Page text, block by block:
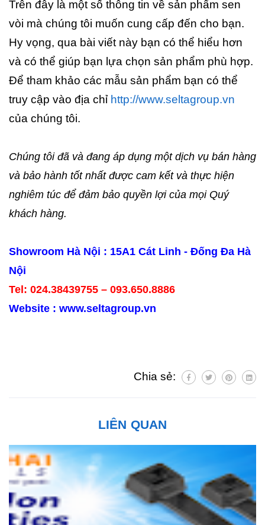
Trên đây là một số thông tin về sản phẩm sen
vòi mà chúng tôi muốn cung cấp đến cho bạn.
Hy vọng, qua bài viết này bạn có thể hiểu hơn
và có thể giúp bạn lựa chọn sản phẩm phù hợp.
Để tham khảo các mẫu sản phẩm bạn có thể
truy cập vào địa chỉ http://www.seltagroup.vn
của chúng tôi.
Chúng tôi đã và đang áp dụng một dịch vụ bán hàng
và bảo hành tốt nhất được cam kết và thực hiện
nghiêm túc để đảm bảo quyền lợi của mọi Quý
khách hàng.
Showroom Hà Nội : 15A1 Cát Linh - Đống Đa Hà
Nội
Tel: 024.38439755 – 093.650.8886
Website : www.seltagroup.vn
Chia sẻ:
LIÊN QUAN